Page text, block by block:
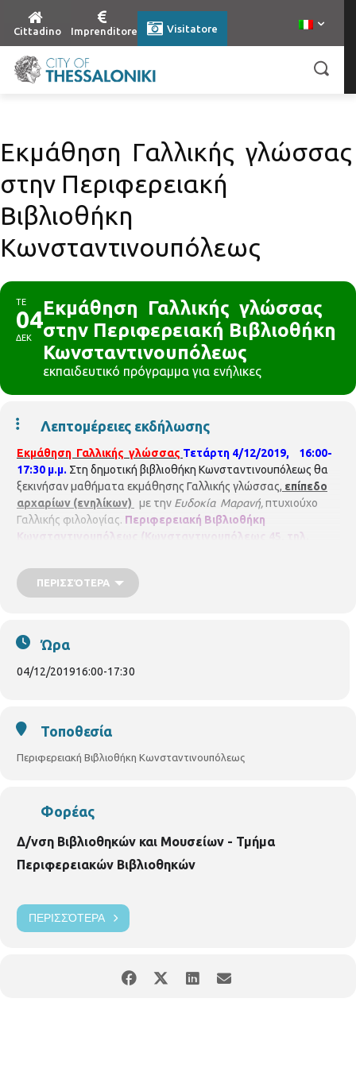
Cittadino Imprenditore Visitatore
Εκμάθηση Γαλλικής γλώσσας
στην Περιφερειακή
Βιβλιοθήκη
Κωνσταντινουπόλεως
ΤΕ
04
ΔΕΚ
Εκμάθηση Γαλλικής γλώσσας
στην Περιφερειακή Βιβλιοθήκη
Κωνσταντινουπόλεως
εκπαιδευτικό πρόγραμμα για ενήλικες
Λεπτομέρειες εκδήλωσης
Εκμάθηση Γαλλικής γλώσσας Τετάρτη 4/12/2019, 16:00-
17:30 μ.μ. Στη δημοτική βιβλιοθήκη Κωνσταντινουπόλεως θα
ξεκινήσαν μαθήματα εκμάθησης Γαλλικής γλώσσας, επίπεδο
αρχαρίων (ενηλίκων)
με την Ευδοκία Μαρανή,πτυχιούχο
Γαλλικής φιλολογίας. Περιφερειακή Βιβλιοθήκη
Κωνσταντινουπόλεως
(Κωνσταντινουπόλεως 45, τηλ.
ΠΕΡΙΣΣΌΤΕΡΑ
Ώρα
04/12/201916:00-17:30
Τοποθεσία
Περιφερειακή Βιβλιοθήκη Κωνσταντινουπόλεως
Φορέας
Δ/νση Βιβλιοθηκών και Μουσείων - Τμήμα
Περιφερειακών Βιβλιοθηκών
ΠΕΡΙΣΣΌΤΕΡΑ